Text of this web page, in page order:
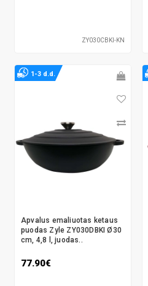
ZY030CBKI-KN
Apvalus emaliuotas ketaus
puodas Zyle ZY030DBKI Ø30
cm, 4,8 l, juodas..
77.90€
1-3 d.d.